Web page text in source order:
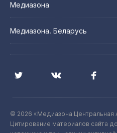
Медиазона
Медиазона. Беларусь
© 2026 «Медиазона Центральная
Цитирование материалов сайта